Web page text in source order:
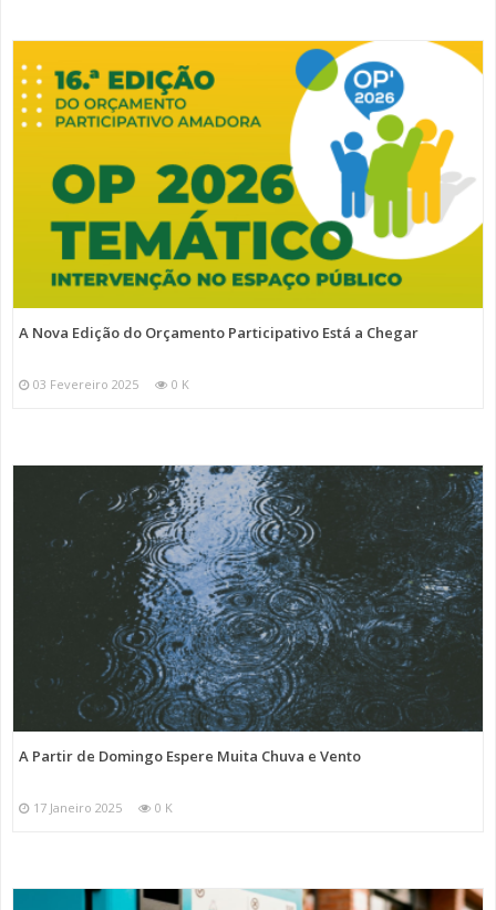
A Nova Edição do Orçamento Participativo Está a Chegar
03 Fevereiro 2025 0 K
A Partir de Domingo Espere Muita Chuva e Vento
17 Janeiro 2025 0 K